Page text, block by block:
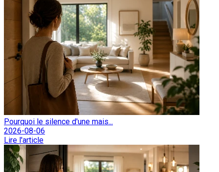
Pourquoi le silence d'une mais...
2026-08-06
Lire l'article